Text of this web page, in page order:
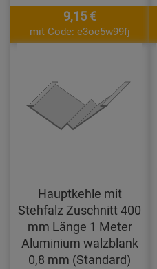
9,15 €
mit Code: e3oc5w99fj
Hauptkehle mit
Stehfalz Zuschnitt 400
mm Länge 1 Meter
Aluminium walzblank
0,8 mm (Standard)